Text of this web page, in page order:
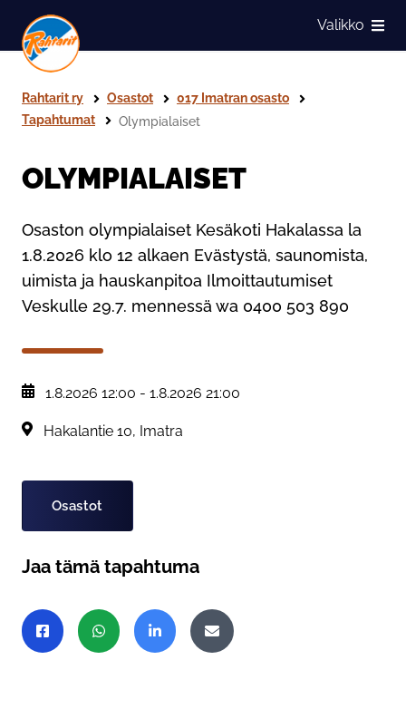
Siirry sivun sisältöön
Näytä
Valikko
Rahtarit ry Osastot
017 Imatran osasto
Tapahtumat
Olympialaiset
OLYMPIALAISET
Osaston olympialaiset Kesäkoti Hakalassa la
1.8.2026 klo 12 alkaen Evästystä, saunomista,
uimista ja hauskanpitoa Ilmoittautumiset
Veskulle 29.7. mennessä wa 0400 503 890
, Tapahtumapäivä:
1.8.2026 12:00 - 1.8.2026 21:00
Alue:Hakalantie 10, Imatra
Tagit
Osastot
Jaa tämä tapahtuma
Jaa sivu
Jaa Facebookissa
Jaa WhatsAppissa
Jaa LinkedInissäJaa sähköpostitse